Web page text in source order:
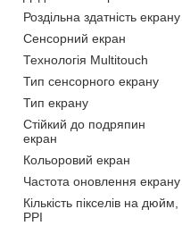
Роздільна здатність екрану
Сенсорний екран
Технологія Multitouch
Тип сенсорного екрану
Тип екрану
Стійкий до подряпин
екран
Кольоровий екран
Частота оновлення екрану
Кількість пікселів на дюйм,
PPI